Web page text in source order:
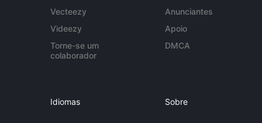
Vecteezy
Videezy
Torne-se um
colaborador
Anunciantes
Apoio
DMCA
Idiomas Sobre